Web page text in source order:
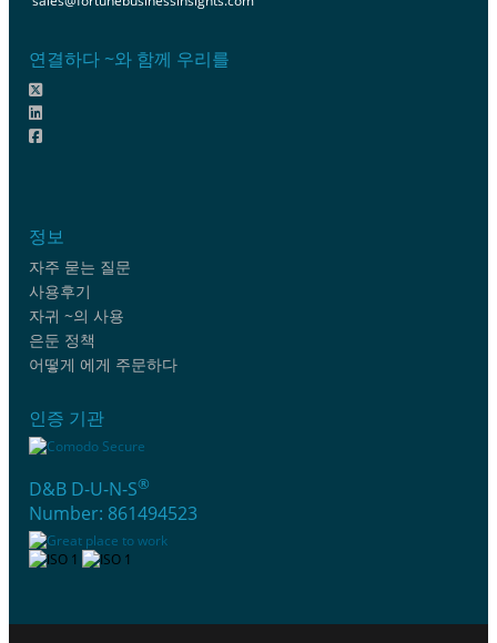
연결하다 ~와 함께 우리를
정보
자주 묻는 질문
사용후기
자귀 ~의 사용
은둔 정책
어떻게 에게 주문하다
인증 기관
D&B D-U-N-S®
Number: 861494523